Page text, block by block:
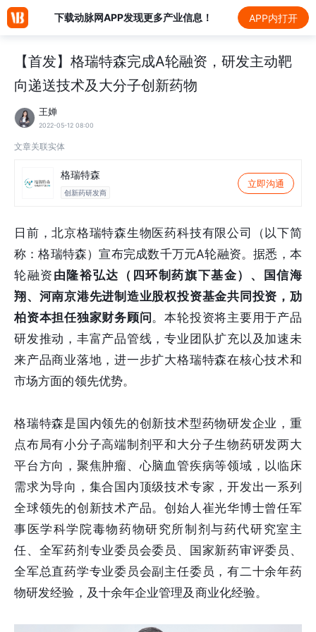
下载动脉网APP发现更多产业信息！ APP内打开
【首发】格瑞特森完成A轮融资，研发主动靶
向递送技术及大分子创新药物
王婵
2022-05-12 08:00
文章关联实体
格瑞特森
创新药研发商
立即沟通
日前，北京格瑞特森生物医药科技有限公司（以下简
称：格瑞特森）宣布完成数千万元A轮融资。据悉，本
轮融资 由隆裕弘达（四环制药旗下基金）、国信海
翔、河南京港先进制造业股权投资基金共同投资，劢
柏资本担任独家财务顾问。本轮投资将主要用于产品
研发推动，丰富产品管线，专业团队扩充以及加速未
来产品商业落地，进一步扩大格瑞特森在核心技术和
市场方面的领先优势。
格瑞特森是国内领先的创新技术型药物研发企业，重
点布局有小分子高端制剂平和大分子生物药研发两大
平台方向，聚焦肿瘤、心脑血管疾病等领域，以临床
需求为导向，集合国内顶级技术专家，开发出一系列
全球领先的创新技术产品。创始人崔光华博士曾任军
事医学科学院毒物药物研究所制剂与药代研究室主
任、全军药剂专业委员会委员、国家新药审评委员、
全军总直药学专业委员会副主任委员，有二十余年药
物研发经验，及十余年企业管理及商业化经验。